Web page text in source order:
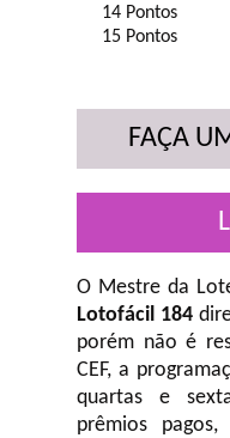
14 Pontos
15 Pontos
FAÇA
O Mestre da
Lotofácil 184
porém não é
CEF, a
quartas e
prêmios